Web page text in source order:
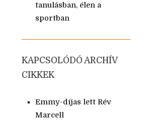
tanulásban, élen a
sportban
KAPCSOLÓDÓ ARCHÍV
CIKKEK
Emmy-díjas lett Rév
Marcell